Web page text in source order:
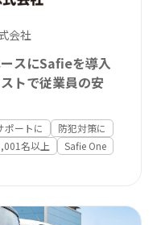
会社
スにSafieを導入
トで従業員の安
ポートに
防犯対策に
名以上
Safie One